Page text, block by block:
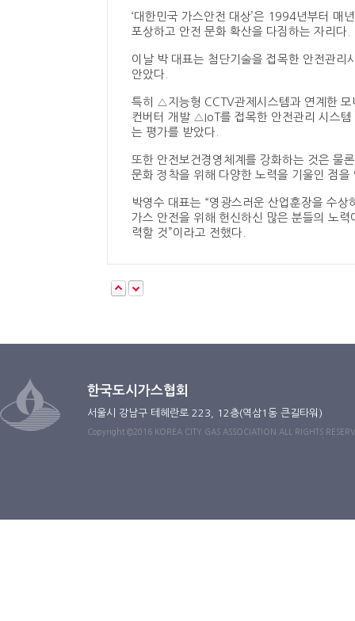
‘대한민국 가스안전 대상’은 1994년부터 매
포상하고 안전 문화 확산을 다짐하는 자리다.
이날 박 대표는 첨단기술을 접목한 안전관리
안았다.
특히 △지능형 CCTV관제시스템과 연계한
컨버터 개발 △IoT를 접목한 안전관리 시스
는 평가를 받았다.
또한 안전보건경영체계를 강화하는 것은 물
문화 정착을 위해 다양한 노력을 기울인 점을
박영수 대표는 “영광스러운 산업훈장을 수
가스 안전을 위해 헌신하신 많은 분들의 노
력할 것”이라고 전했다.
한국도시가스협회
서울시 강남구 테헤란로 223, 12층(역삼1동 큰길타워)
Copyright ©2016 KOREA CITY GAS ASSOCIATION ALL RIGHTS